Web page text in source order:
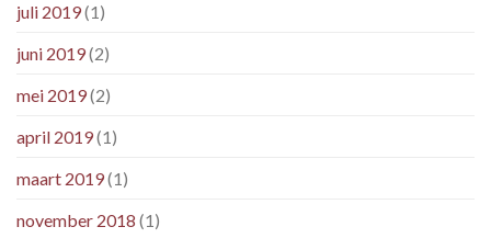
juli 2019(1)
juni 2019(2)
mei 2019(2)
april 2019(1)
maart 2019(1)
november 2018 (1)